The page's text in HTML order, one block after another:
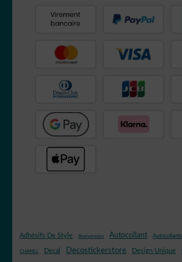
Adhésifs De Style Anniversaire Autocollant Autocollants
CHANEL Decal Decostickerstore Design Unique